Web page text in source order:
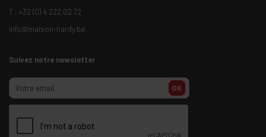
T : +32 (0) 4 222 02 72
info@maison-hardy.be
Suivez notre newsletter
OK